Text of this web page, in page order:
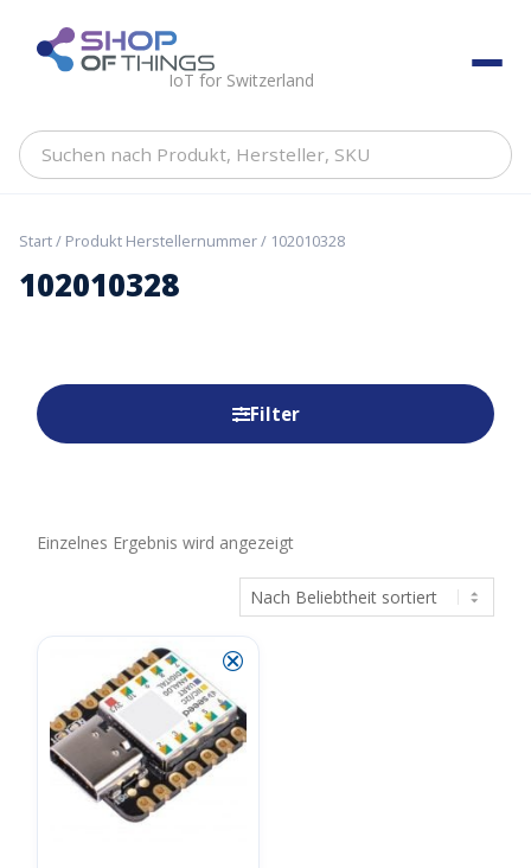
content ShopOfThings
IoT for Switzerland
Suchen
Hersteller,
Start/ Produkt Herstellernummer / 102010328
102010328
Filter
Einzelnes Ergebnis wird angezeigt
⮿